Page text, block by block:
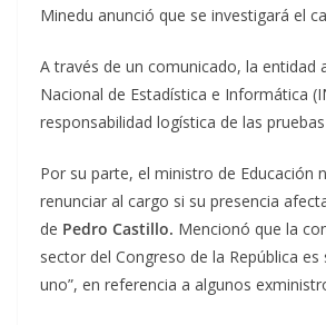
Minedu anunció que se investigará el
A través de un comunicado, la entidad
Nacional de Estadística e Informática
responsabilidad logística de las
Por su parte, el ministro de Educación
renunciar al cargo si su presencia
de Pedro Castillo. Mencionó que la
sector del Congreso de la República es
uno”, en referencia a algunos